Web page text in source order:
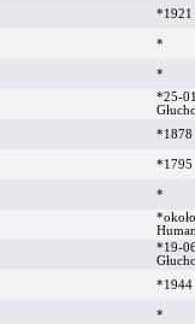
*
*
*25-
*1878
*1795
*
*19-
*1944
*